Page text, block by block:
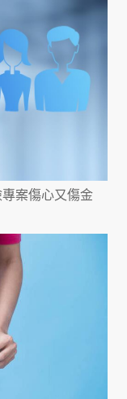
案傷心又傷金